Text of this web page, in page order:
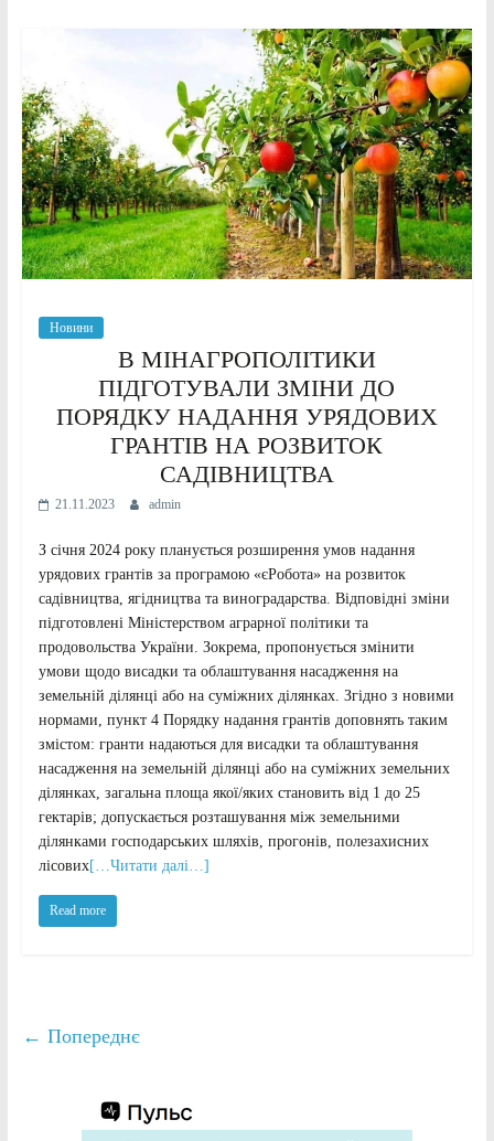
Новини
В МІНАГРОПОЛІТИКИ
ПІДГОТУВАЛИ ЗМІНИ ДО
ПОРЯДКУ НАДАННЯ УРЯДОВИХ
ГРАНТІВ НА РОЗВИТОК
САДІВНИЦТВА
21.11.2023 admin
З січня 2024 року планується розширення умов надання
урядових грантів за програмою «єРобота» на розвиток
садівництва, ягідництва та виноградарства. Відповідні зміни
підготовлені Міністерством аграрної політики та
продовольства України. Зокрема, пропонується змінити
умови щодо висадки та облаштування насадження на
земельній ділянці або на суміжних ділянках. Згідно з новими
нормами, пункт 4 Порядку надання грантів доповнять таким
змістом: гранти надаються для висадки та облаштування
насадження на земельній ділянці або на суміжних земельних
ділянках, загальна площа якої/яких становить від 1 до 25
гектарів; допускається розташування між земельними
ділянками господарських шляхів, прогонів, полезахисних
лісових[…Читати далі…]
Read more
← Попереднє